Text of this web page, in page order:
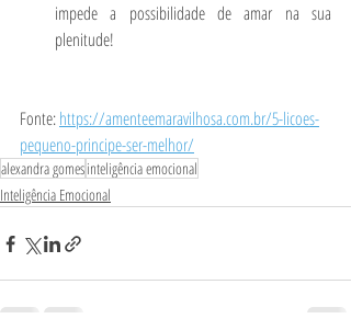
impede a possibilidade de amar na sua
plenitude!
Fonte: https://amenteemaravilhosa.com.br/5-licoes-
pequeno-principe-ser-melhor/
alexandra gomesinteligência emocional
Inteligência Emocional